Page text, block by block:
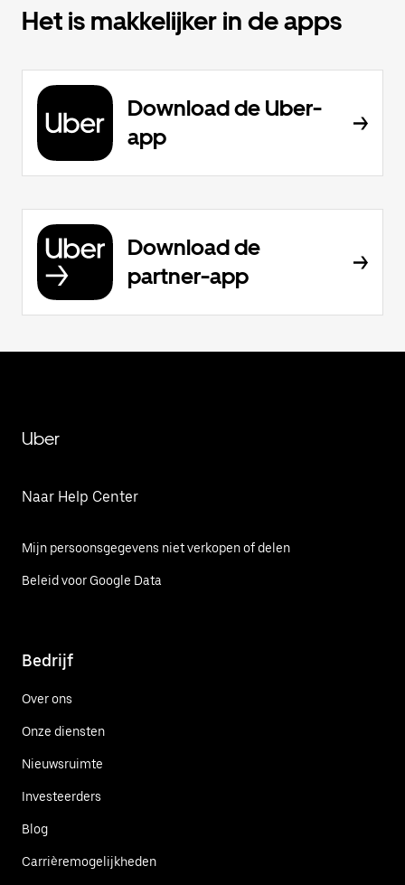
Het is makkelijker in de apps
Download de Uber-
app
Download de
partner-app
Uber
Naar Help Center
Mijn persoonsgegevens niet verkopen of delen
Beleid voor Google Data
Bedrijf
Over ons
Onze diensten
Nieuwsruimte
Investeerders
Blog
Carrièremogelijkheden